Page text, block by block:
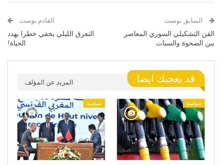
السابق بوست
الفن التشكيلي السوري المعاصر
بين الصحوة والسبات
القادم بوست
التعرق الليلي يخفي خطرا يهدد
الحياة!
قد يعجبك ايضا المزيد عن المؤلف
سياسة سياسة